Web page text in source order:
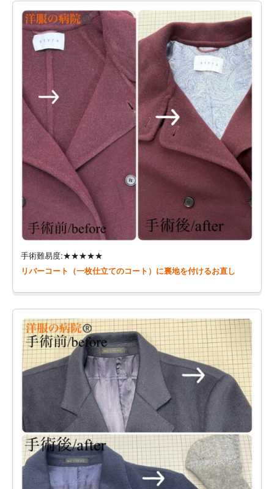
手術難易度:★★★★★
リバーコート（一枚仕立てのコート）に裏地を付けるお直し